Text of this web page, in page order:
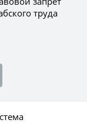
труда